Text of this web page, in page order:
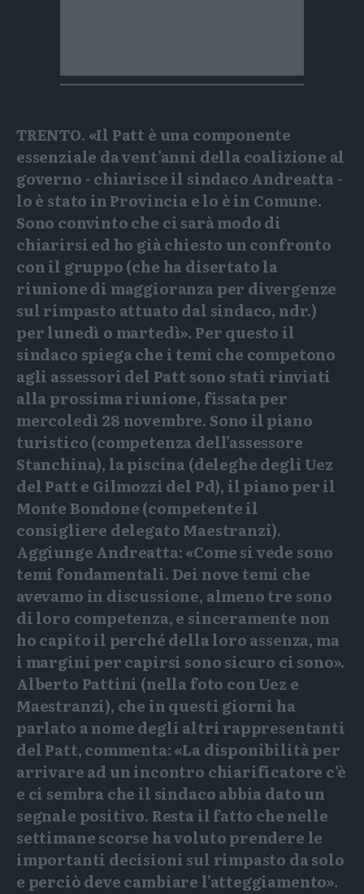
TRENTO. «Il Patt è una componente
essenziale da vent’anni della coalizione al
governo - chiarisce il sindaco Andreatta -
lo è stato in Provincia e lo è in Comune.
Sono convinto che ci sarà modo di
chiarirsi ed ho già chiesto un confronto
con il gruppo (che ha disertato la
riunione di maggioranza per divergenze
sul rimpasto attuato dal sindaco, ndr.)
per lunedì o martedì». Per questo il
sindaco spiega che i temi che competono
agli assessori del Patt sono stati rinviati
alla prossima riunione, fissata per
mercoledì 28 novembre. Sono il piano
turistico (competenza dell’assessore
Stanchina), la piscina (deleghe degli Uez
del Patt e Gilmozzi del Pd), il piano per il
Monte Bondone (competente il
consigliere delegato Maestranzi).
Aggiunge Andreatta: «Come si vede sono
temi fondamentali. Dei nove temi che
avevamo in discussione, almeno tre sono
di loro competenza, e sinceramente non
ho capito il perché della loro assenza, ma
i margini per capirsi sono sicuro ci sono».
Alberto Pattini (nella foto con Uez e
Maestranzi), che in questi giorni ha
parlato a nome degli altri rappresentanti
del Patt, commenta: «La disponibilità per
arrivare ad un incontro chiarificatore c’è
e ci sembra che il sindaco abbia dato un
segnale positivo. Resta il fatto che nelle
settimane scorse ha voluto prendere le
importanti decisioni sul rimpasto da solo
e perciò deve cambiare l’atteggiamento».